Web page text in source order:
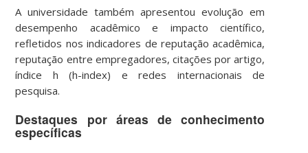
A universidade também apresentou evolução em
desempenho acadêmico e impacto científico,
refletidos nos indicadores de reputação acadêmica,
reputação entre empregadores, citações por artigo,
índice h (h-index) e redes internacionais de
pesquisa.
Destaques por áreas de conhecimento
específicas